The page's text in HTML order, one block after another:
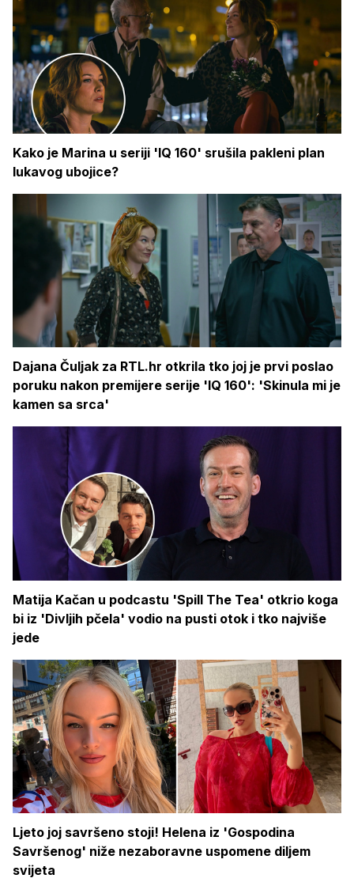
Kako je Marina u seriji 'IQ 160' srušila pakleni plan
lukavog ubojice?
Dajana Čuljak za RTL.hr otkrila tko joj je prvi poslao
poruku nakon premijere serije 'IQ 160': 'Skinula mi je
kamen sa srca'
Matija Kačan u podcastu 'Spill The Tea' otkrio koga
bi iz 'Divljih pčela' vodio na pusti otok i tko najviše
jede
Ljeto joj savršeno stoji! Helena iz 'Gospodina
Savršenog' niže nezaboravne uspomene diljem
svijeta